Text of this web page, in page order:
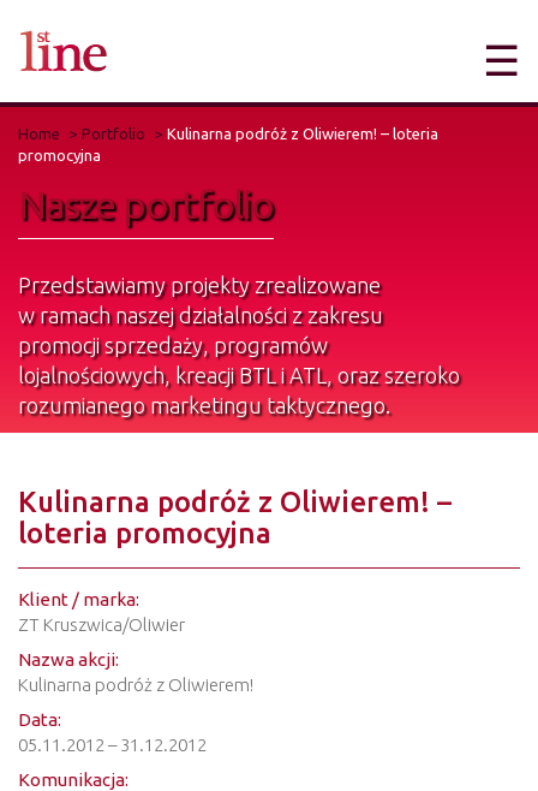
☰
Home Portfolio
Kulinarna podróż z Oliwierem! – loteria
promocyjna
Nasze portfolio
Przedstawiamy projekty zrealizowane
w ramach naszej działalności z zakresu
promocji sprzedaży, programów
lojalnościowych, kreacji BTL i ATL, oraz szeroko
rozumianego marketingu taktycznego.
sztuki.
Kulinarna podróż z Oliwierem! –
loteria promocyjna
Klient / marka:
ZT Kruszwica/Oliwier
Nazwa akcji:
Kulinarna podróż z Oliwierem!
Data:
05.11.2012 – 31.12.2012
Komunikacja: